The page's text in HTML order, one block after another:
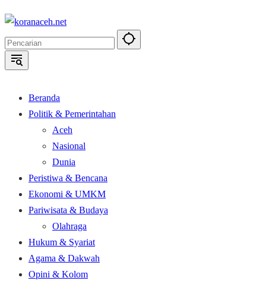
Langsung
konten
Beranda
Politik & Pemerintahan
Aceh
Nasional
Dunia
Peristiwa & Bencana
Ekonomi & UMKM
Pariwisata & Budaya
Olahraga
Hukum & Syariat
Agama & Dakwah
Opini & Kolom